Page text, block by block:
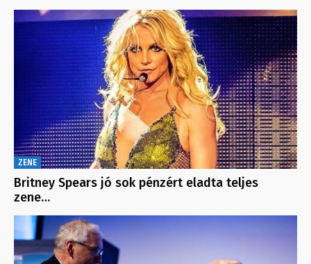
ZENE
Britney Spears jó sok pénzért eladta teljes
zene…